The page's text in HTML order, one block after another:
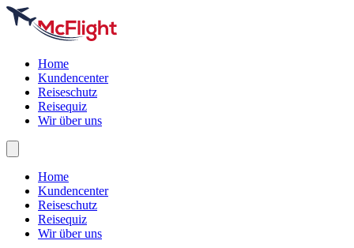
Home
Kundencenter
Reiseschutz
Reisequiz
Wir über uns
Home
Kundencenter
Reiseschutz
Reisequiz
Wir über uns